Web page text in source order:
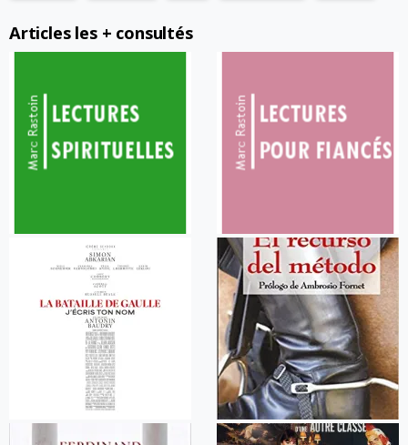
Articles les + consultés